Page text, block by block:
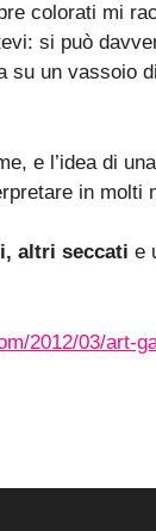
colorati mi
si può
su un vassoio
e l’idea di
in molti
altri seccati e
2012/03/art-